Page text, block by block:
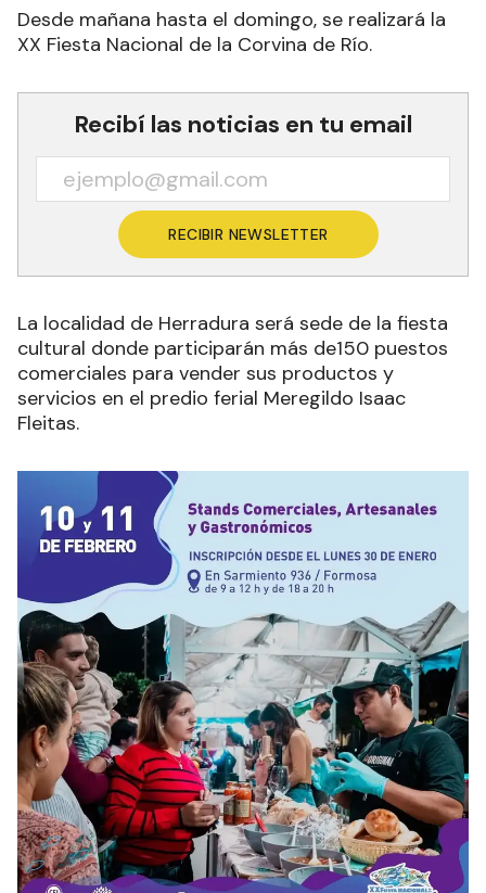
Desde mañana hasta el domingo, se realizará la
XX Fiesta Nacional de la Corvina de Río.
Recibí las noticias en tu email
RECIBIR NEWSLETTER
La localidad de Herradura será sede de la fiesta
cultural donde participarán más de150 puestos
comerciales para vender sus productos y
servicios en el predio ferial Meregildo Isaac
Fleitas.